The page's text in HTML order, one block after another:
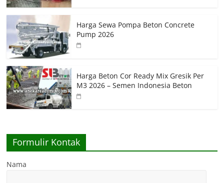
Harga Sewa Pompa Beton Concrete
Pump 2026
Harga Beton Cor Ready Mix Gresik Per
M3 2026 – Semen Indonesia Beton
Formulir Kontak
Nama